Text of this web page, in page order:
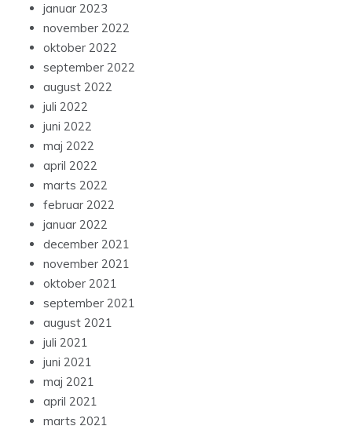
januar 2023
november 2022
oktober 2022
september 2022
august 2022
juli 2022
juni 2022
maj 2022
april 2022
marts 2022
februar 2022
januar 2022
december 2021
november 2021
oktober 2021
september 2021
august 2021
juli 2021
juni 2021
maj 2021
april 2021
marts 2021